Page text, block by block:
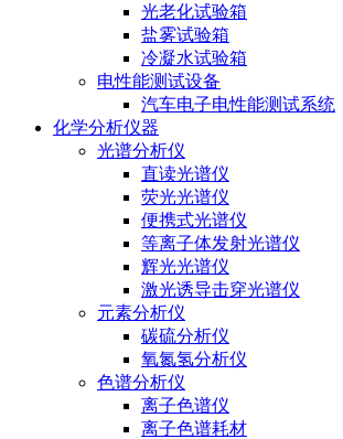
光老化试验箱
盐雾试验箱
冷凝水试验箱
电性能测试设备
汽车电子电性能测试系统
化学分析仪器
光谱分析仪
直读光谱仪
荧光光谱仪
便携式光谱仪
等离子体发射光谱仪
辉光光谱仪
激光诱导击穿光谱仪
元素分析仪
碳硫分析仪
氧氮氢分析仪
色谱分析仪
离子色谱仪
离子色谱耗材